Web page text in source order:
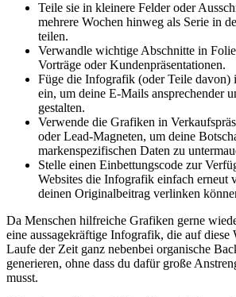
Teile sie in kleinere Felder oder
mehrere Wochen hinweg als Serie in
teilen.
Verwandle wichtige Abschnitte in
Vorträge oder Kundenpräsentationen.
Füge die Infografik (oder Teile davon)
ein, um deine E-Mails ansprechender
gestalten.
Verwende die Grafiken in
oder Lead-Magneten, um deine
markenspezifischen Daten zu
Stelle einen Einbettungscode zur
Websites die Infografik einfach erneut
deinen Originalbeitrag verlinken
Da Menschen hilfreiche Grafiken gerne
eine aussagekräftige Infografik, die auf diese
Laufe der Zeit ganz nebenbei organische
generieren, ohne dass du dafür große
musst.